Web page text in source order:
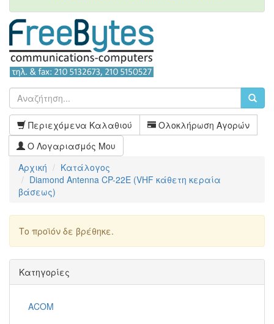
Περιεχόμενα Καλαθιού
Ολοκλήρωση Αγορών
Ο Λογαριασμός Μου
Αρχική
Κατάλογος
Diamond Antenna CP-22E (VHF κάθετη κεραία
βάσεως)
Το προϊόν δε βρέθηκε.
Κατηγορίες
ACOM